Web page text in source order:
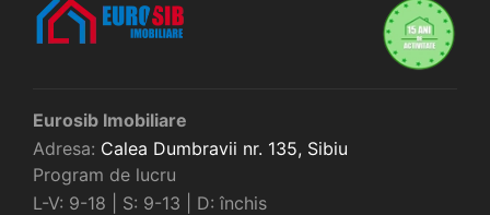
Eurosib Imobiliare
Adresa: Calea Dumbravii nr. 135, Sibiu
Program de lucru
L-V: 9-18 | S: 9-13 | D: închis